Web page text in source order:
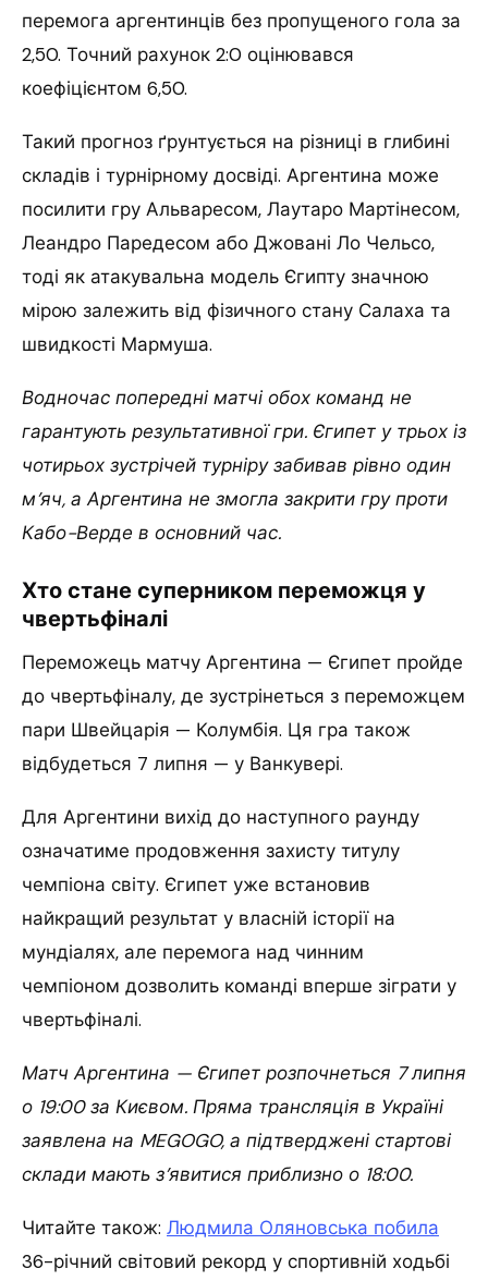
перемога аргентинців без пропущеного гола за
2,50. Точний рахунок 2:0 оцінювався
коефіцієнтом 6,50.
Такий прогноз ґрунтується на різниці в глибині
складів і турнірному досвіді. Аргентина може
посилити гру Альваресом, Лаутаро Мартінесом,
Леандро Паредесом або Джовані Ло Чельсо,
тоді як атакувальна модель Єгипту значною
мірою залежить від фізичного стану Салаха та
швидкості Мармуша.
Водночас попередні матчі обох команд не
гарантують результативної гри. Єгипет у трьох із
чотирьох зустрічей турніру забивав рівно один
м’яч, а Аргентина не змогла закрити гру проти
Кабо-Верде в основний час.
Хто стане суперником переможця у
чвертьфіналі
Переможець матчу Аргентина — Єгипет пройде
до чвертьфіналу, де зустрінеться з переможцем
пари Швейцарія — Колумбія. Ця гра також
відбудеться 7 липня — у Ванкувері.
Для Аргентини вихід до наступного раунду
означатиме продовження захисту титулу
чемпіона світу. Єгипет уже встановив
найкращий результат у власній історії на
мундіалях, але перемога над чинним
чемпіоном дозволить команді вперше зіграти у
чвертьфіналі.
Матч Аргентина — Єгипет розпочнеться 7 липня
о 19:00 за Києвом. Пряма трансляція в Україні
заявлена на MEGOGO, а підтверджені стартові
склади мають з’явитися приблизно о 18:00.
Читайте також: Людмила Оляновська побила
36-річний світовий рекорд у спортивній ходьбі